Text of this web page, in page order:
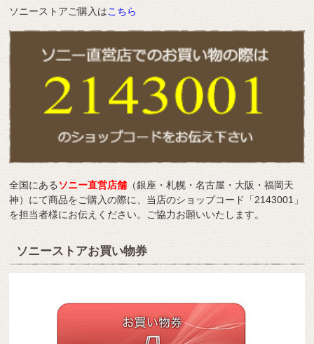
ソニーストアご購入はこちら
全国にあるソニー直営店舗 （銀座・札幌・名古屋・大阪・福岡天
神）にて商品をご購入の際に、当店のショップコード「2143001」
を担当者様にお伝えください。ご協力お願いいたします。
ソニーストアお買い物券